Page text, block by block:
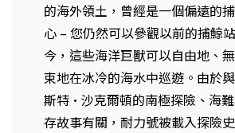
的海外領土，曾經是一個偏遠的
心 – 您仍然可以參觀以前的捕鯨
今，這些海洋巨獸可以自由地、
束地在冰冷的海水中巡​​遊。由於
斯特·沙克爾頓的南極探險、海
存故事有關，耐力號被載入探險